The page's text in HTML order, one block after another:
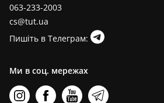
063-233-2003
cs@tut.ua
Пишіть в Телеграм:
Ми в соц. мережах